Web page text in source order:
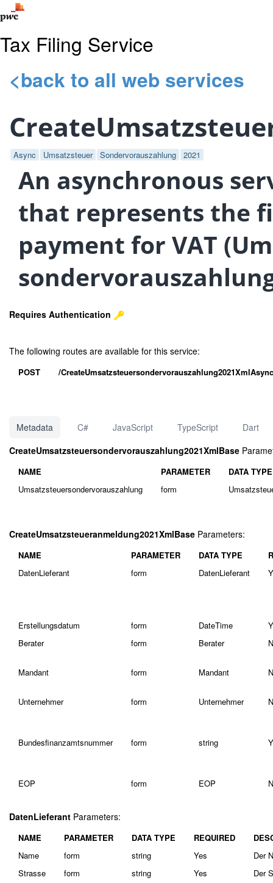
Tax Filing Service
<back to all web services
Async Umsatzsteuer Sondervorauszahlung 2021
An asynchronous
that represents the
payment for VAT
Requires Authentication
The following routes are available for this service:
POST /CreateUmsatzsteuersondervorauszahlung2021XmlAsync
Metadata C# JavaScript TypeScript
Dart
CreateUmsatzsteuersondervorauszahlung2021XmlBase
NAME PARAMETER
DATA TYPE
Umsatzsteuersondervorauszahlung
form
CreateUmsatzsteueranmeldung2021XmlBase Parameters:
NAME PARAMETER DATA TYPE
DatenLieferant
form DatenLieferant
Erstellungsdatum form DateTime
Berater
form Berater
Mandant form Mandant
Unternehmer form Unternehmer
Bundesfinanzamtsnummer form string
EOP form EOP
DatenLieferant Parameters:
NAME PARAMETER DATA TYPE REQUIRED
Name
form string Yes
Der
Strasse
form string Yes
Der